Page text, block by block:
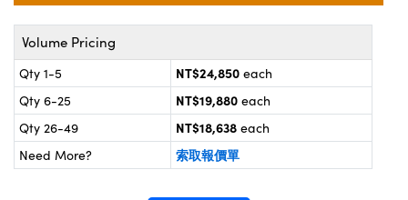
Microscopes | 袖珍顯微鏡
放大鏡
| 成像系統
Gratings™
Volume Pricing
Qty 1-5 NT$24,850 each
Qty 6-25
NT$19,880 each
Qty 26-49
NT$18,638 each
Need More?
索取報價單